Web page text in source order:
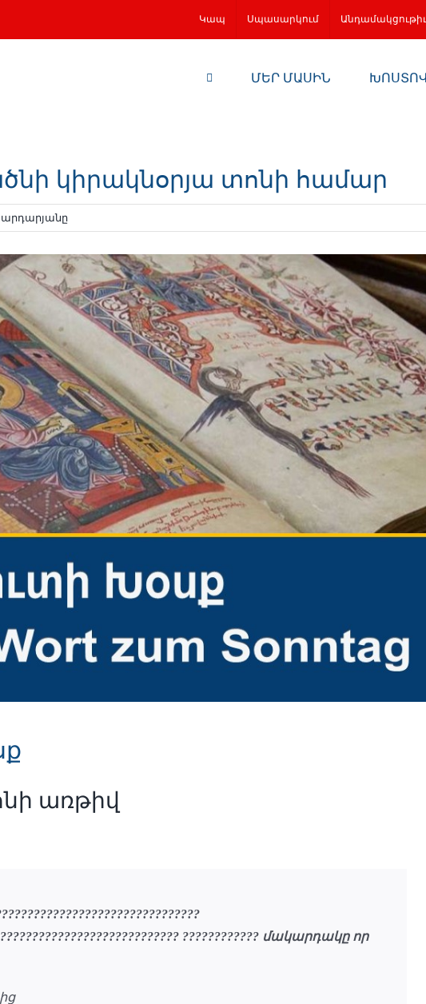
Կապ Սպասարկում
ՄԵՐ ՄԱՍԻՆ
կիրակնօրյա տոնի համար
առթիվ
???????????? մակարդակը որ